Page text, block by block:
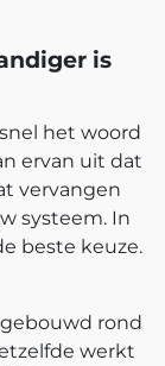
is
het woord
ervan uit dat
vervangen
systeem. In
beste keuze.
rond
werkt